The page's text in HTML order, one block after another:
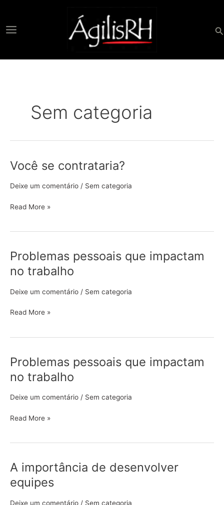
Sem categoria
Você se contrataria?
Deixe um comentário / Sem categoria
Você
contrataria?
Read More »
Problemas pessoais que impactam
no trabalho
Deixe um comentário / Sem categoria
Problemas
que
impactam
trabalho
Read More »
Problemas pessoais que impactam
no trabalho
Deixe um comentário / Sem categoria
Problemas
que
impactam
trabalho
Read More »
A importância de desenvolver
equipes
Deixe um comentário / Sem categoria
A
importância
de
desenvolver